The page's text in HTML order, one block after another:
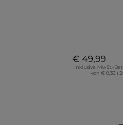
€ 49,99
Inklusive MwSt.-
von € 8,33 (